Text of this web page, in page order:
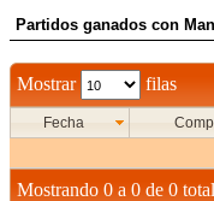
Partidos ganados con
Mostrar filas
Fecha
Mostrando 0 a 0 de 0